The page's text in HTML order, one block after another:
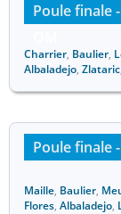
Poule finale
Charrier, Baulier,
Albaladejo, Zlataric
Poule finale
Maille, Baulier,
Flores, Albaladejo,